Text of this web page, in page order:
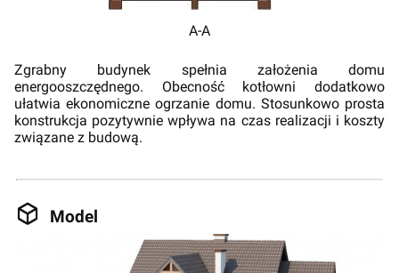
A-A
Zgrabny budynek spełnia założenia domu
energooszczędnego. Obecność kotłowni dodatkowo
ułatwia ekonomiczne ogrzanie domu. Stosunkowo prosta
konstrukcja pozytywnie wpływa na czas realizacji i koszty
związane z budową.
Model